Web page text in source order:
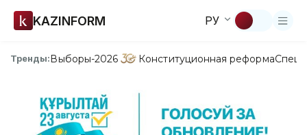
KAZINFORM РУ
Тренды:Выборы-2026 Конституционная реформа